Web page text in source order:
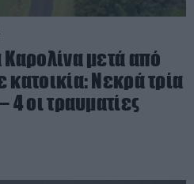
μετά από
Νεκρά τρία
4 οι τραυματίες